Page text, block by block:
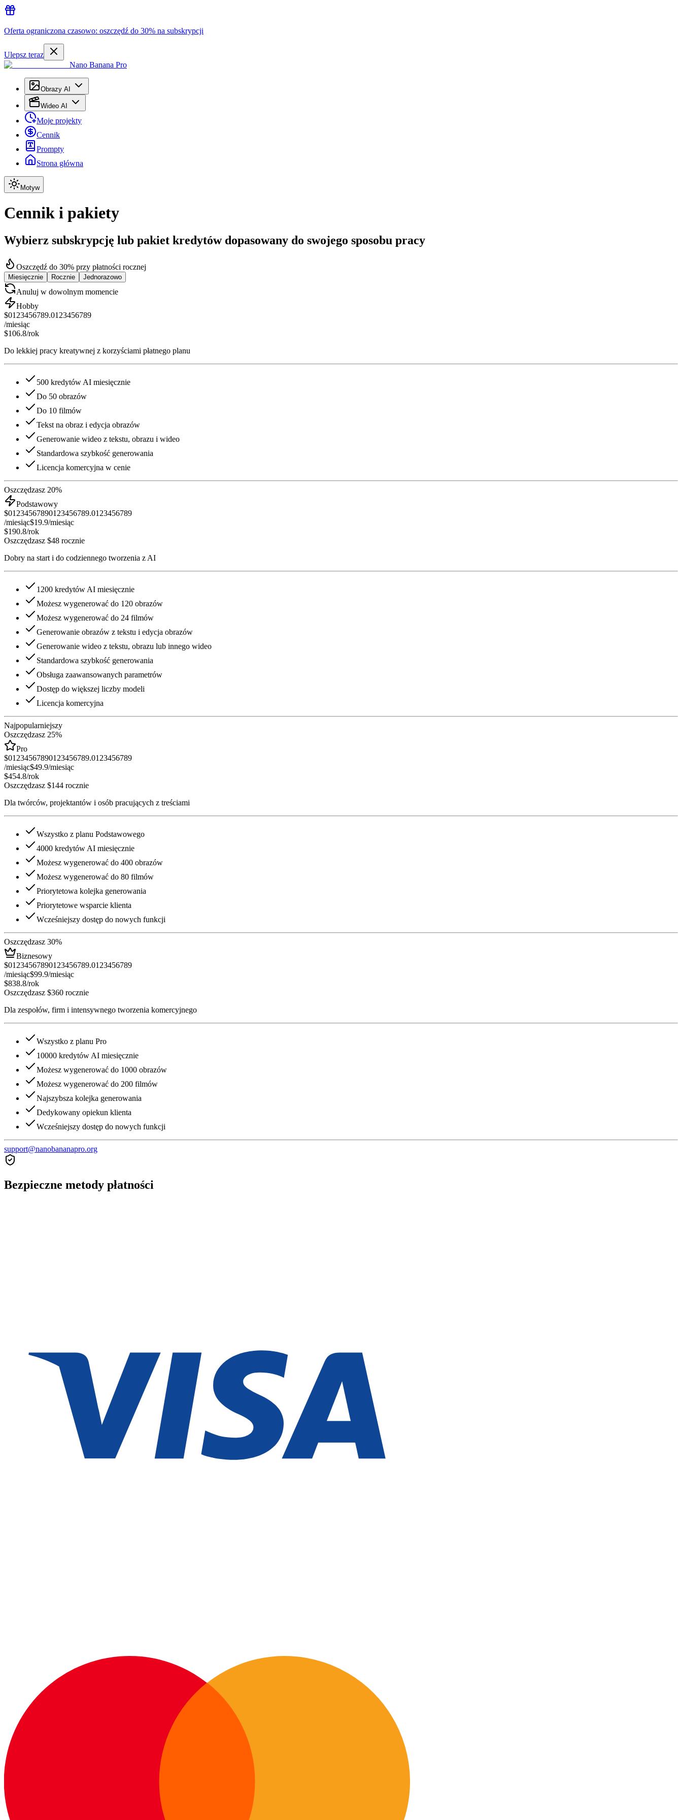
Oferta ograniczona czasowo: oszczędź do 30% na subskrypcji
Ulepsz teraz
Nano Banana Pro
Obrazy AI
Wideo AI
Moje projekty
Cennik
Prompty
Strona główna
Motyw
Cennik i pakiety
Wybierz subskrypcję lub pakiet kredytów dopasowany do swojego sposobu pracy
Oszczędź do 30% przy płatności rocznej
Miesięcznie Rocznie Jednorazowo
Anuluj w dowolnym momencie
Hobby
$01 23456789.01 23456789
/miesiąc
$106.8/rok
Do lekkiej pracy kreatywnej z korzyściami płatnego planu
500 kredytów AI miesięcznie
Do 50 obrazów
Do 10 filmów
Tekst na obraz i edycja obrazów
Generowanie wideo z tekstu, obrazu i wideo
Standardowa szybkość generowania
Licencja komercyjna w cenie
Oszczędzasz 20%
Podstawowy
$01 2345678901 23456789.01 23456789
/miesiąc$19.9/miesiąc
$190.8/rok
Oszczędzasz $48 rocznie
Dobry na start i do codziennego tworzenia z AI
1200 kredytów AI miesięcznie
Możesz wygenerować do 120 obrazów
Możesz wygenerować do 24 filmów
Generowanie obrazów z tekstu i edycja obrazów
Generowanie wideo z tekstu, obrazu lub innego wideo
Standardowa szybkość generowania
Obsługa zaawansowanych parametrów
Dostęp do większej liczby modeli
Licencja komercyjna
Najpopularniejszy
Oszczędzasz 25%
Pro
$01 2345678901 23456789.01 23456789
/miesiąc$49.9/miesiąc
$454.8/rok
Oszczędzasz $144 rocznie
Dla twórców, projektantów i osób pracujących z treściami
Wszystko z planu Podstawowego
4000 kredytów AI miesięcznie
Możesz wygenerować do 400 obrazów
Możesz wygenerować do 80 filmów
Priorytetowa kolejka generowania
Priorytetowe wsparcie klienta
Wcześniejszy dostęp do nowych funkcji
Oszczędzasz 30%
Biznesowy
$01 2345678901 23456789.01 23456789
/miesiąc$99.9/miesiąc
$838.8/rok
Oszczędzasz $360 rocznie
Dla zespołów, firm i intensywnego tworzenia komercyjnego
Wszystko z planu Pro
10000 kredytów AI miesięcznie
Możesz wygenerować do 1000 obrazów
Możesz wygenerować do 200 filmów
Najszybsza kolejka generowania
Dedykowany opiekun klienta
Wcześniejszy dostęp do nowych funkcji
support@nanobananapro.org
Bezpieczne metody płatności